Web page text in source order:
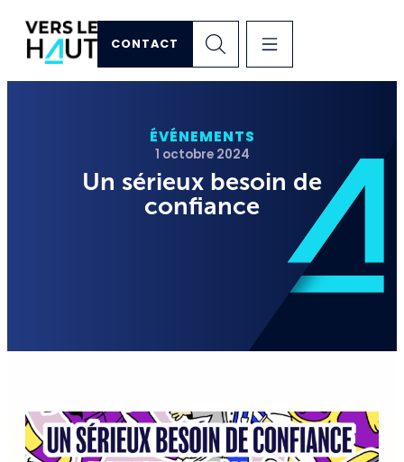
CONTACT
ÉVÉNEMENTS
1 octobre 2024
Un sérieux besoin de
confiance